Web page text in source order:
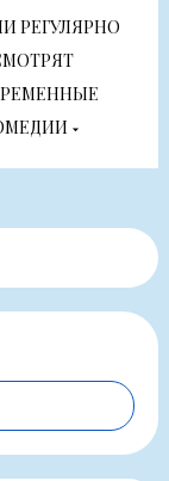
РЕГУЛЯРНО